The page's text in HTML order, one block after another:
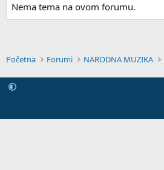
Nema tema na ovom forumu.
Početna Forumi NARODNA MUZIKA